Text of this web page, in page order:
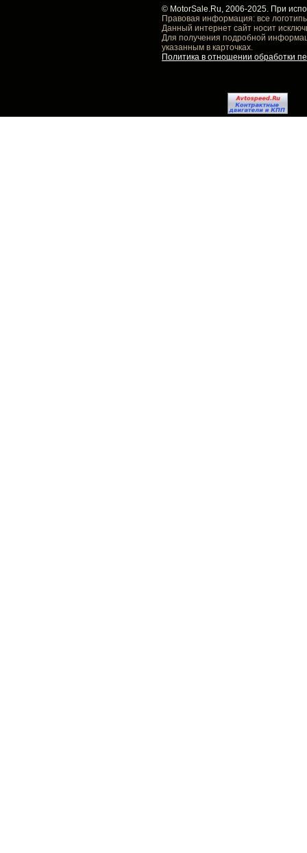
© MotorSale.Ru, 2006-2025. При
Правовая информация: все
Данный интернет сайт носит
Для получения подробной
указанным в карточках.
Политика в отношении обработки